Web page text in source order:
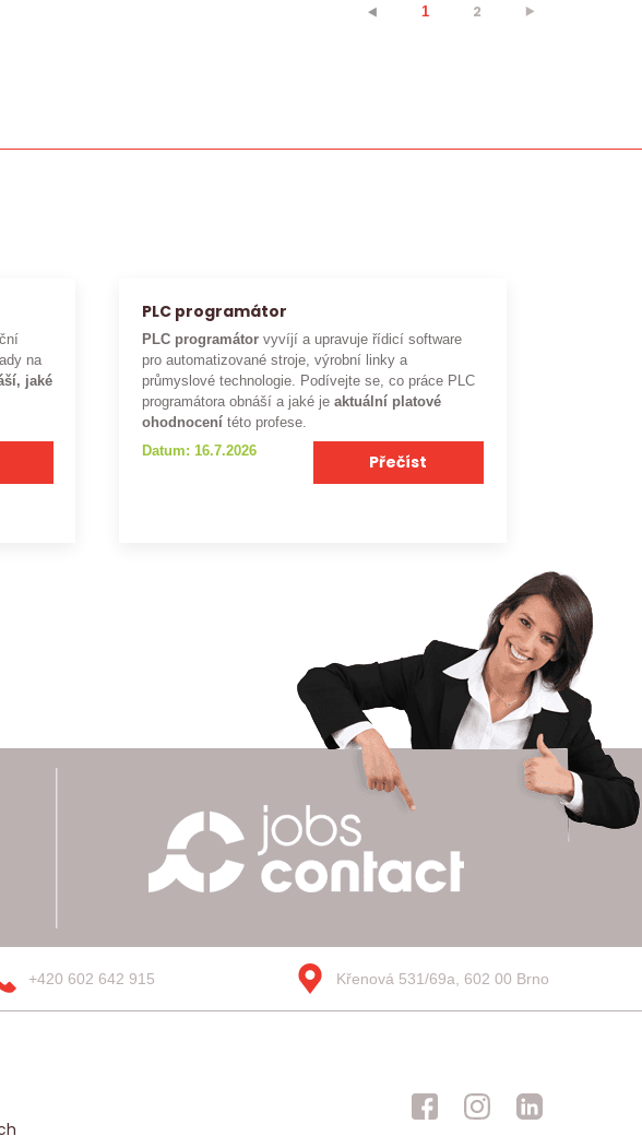
⯇ 1 2 ⯈
na
jaké
PLC programátor
PLC programátor vyvíjí a upravuje řídicí software
pro automatizované stroje, výrobní linky a
průmyslové technologie. Podívejte se, co práce PLC
programátora obnáší a jaké je aktuální platové
ohodnocení této profese.
Datum: 16.7.2026
Přečíst
+420 602 642 915 Křenová 531/69a, 602 00 Brno